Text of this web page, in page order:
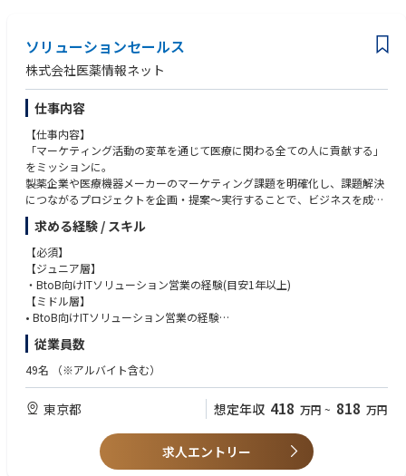
い時には年間200回のセミナーを開催しています。
診療終了後に開催することが主流です。フレックスタイム制を導入してい
るため、セミナーの時間に合わせた柔軟な働き方が可能です。
また、既存クライアントとの継続的なリレーションがメインとなります
が、新規案件や単発案件などもあり顧客との関係構築力を身につけること
ができます。
※事務作業（会場手配や台本作成など）はサポートスタッフが担当しま
す。
◆入社後のオンボーディング体制入社後は医療業界の知識から学んでいた
だきます。もちろんマニュアルも用意がありますので、業界未経験の方で
も安心してご入社いただける体制が整っております。
● 入社後〜座学にて業界、WEBセミナーについてインプットいただきま
す。
● 2週目くらい〜実践環境デビュー。先輩社員に習って実務をご経験いた
だきます。
● 半年後〜独り立ち。その後、ユニットリーダーなど、マネジメントのキ
ャリアを描くことができます。
想定視聴者層や予算に応じてWebセミナー・コンテンツ配信・バナー出稿
などの最適な施策を設計・提案します。
近年では、医師や薬剤師など専門職の学びや情報収集の形が変化する中
で、Webセミナーの実施数が急増しており、コンテンツ配信によるデリバ
リー案件も拡大しています。
バリー工程を担うポジションです。
セミナー配信やコンテンツ公開に向けて、クライアント・登壇医師・社内
チームと連携しながら進行をリードし、円滑な運営を支えていただきま
す。
入社後にしっかりキャッチアップできる体制を整えているので、業界未経
験でも問題ありません。
「地方の医師が、東京の最先端医療にアクセスできる」 、「製薬企業が、
全国の医師に新薬情報を届けられる」、「若手医師が、名医の知見をリア
ルタイムで学べる」オンラインを活用し、医療格差をなくす。 それが私た
ちのミッションです。
医師・製薬企業・学術団体をつなぐ架け橋として、私たちと一緒に「医療
格差のない社会の実現」に挑戦してくれる仲間を本気で探しています。
少しでもご興味をお持ちいただけましたら、ぜひお気軽にご応募くださ
い。
■仕事内容
大手製薬企業・医療機器メーカー・学会などを中心に、医師向けWEBセミ
ナー（講演会）の運用業務をお任せします。
● クライアントへの提案・打ち合わせ
● 医師講演者や制作ベンダーなど関係者との調整
ソリューションセールス
株式会社医薬情報ネット
仕事内容
【仕事内容】
「マーケティング活動の変革を通じて医療に関わる全ての人に貢献する」
をミッションに。
製薬企業や医療機器メーカーのマーケティング課題を明確化し、課題解決
につながるプロジェクトを企画・提案〜実行することで、ビジネスを成功
に導き、医療業界や社会、そして多くの人びとに貢献することを目指して
います。
今回は、弊社データベースソリューション「学会情報データベース、論文
情報データベース、Doctorna」の導入拡大、活用促進に向けた体制強化の
ため営業メンバーを募集します。
・新規クライアントの開拓
自社メディア、自社セミナー、ホワイトペーパー、イベント等を活用した
リード獲得
・コンテンツ企画・制作、セミナー企画・講師、ホワイトペーパー作成等
の実施
・顧客ニーズに応じた提案書作成と商談実施、追客
求める経験 / スキル
【必須】
【ジュニア層】
・BtoB向けITソリューション営業の経験(目安1年以上)
【ミドル層】
• BtoB向けITソリューション営業の経験
• プロジェクト提案において会社の成長戦略の視点を踏まえ営業活動を行
ってきた方
・製薬企業向けソリューション営業経験（特にマーケティング領域）
・医療機関・医師に関するデータやマーケティングデータを活用した分
析、示唆出しの経験
・マーケティング、コンサルティング、リサーチ業務経験
・自身が主体となってプロジェクトを企画・提案し、リードした経験
従業員数
49名 （※アルバイト含む）
東京都 想定年収 418 万円 ~ 818 万円
求人エントリー